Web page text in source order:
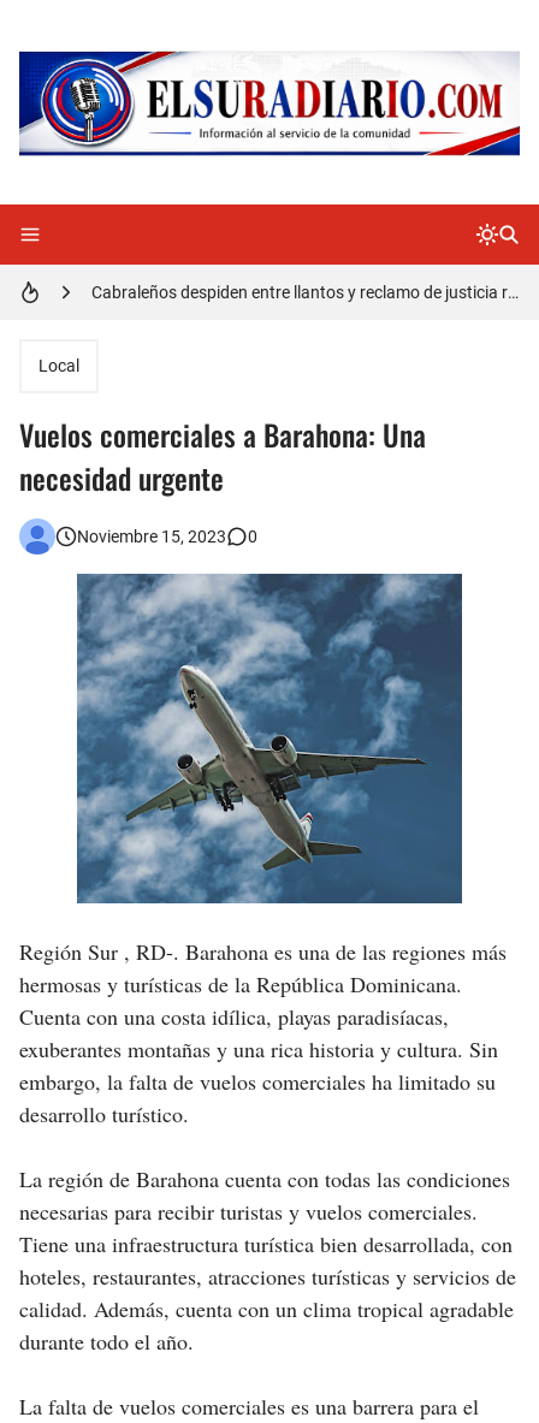
Detienen policía con presunta cocaína en Barahona
Cabraleños despiden entre llantos y reclamo de justicia restos mortales de Yasmel
Distrito Educativo 01-04 de Cabral Cancela a mas de 120 empleados; incluyendo una mujer Embarazada
Local
Vuelos comerciales a Barahona: Una
necesidad urgente
Noviembre 15, 2023 0
Región Sur , RD-. Barahona es una de las regiones más
hermosas y turísticas de la República Dominicana.
Cuenta con una costa idílica, playas paradisíacas,
exuberantes montañas y una rica historia y cultura. Sin
embargo, la falta de vuelos comerciales ha limitado su
desarrollo turístico.
La región de Barahona cuenta con todas las condiciones
necesarias para recibir turistas y vuelos comerciales.
Tiene una infraestructura turística bien desarrollada, con
hoteles, restaurantes, atracciones turísticas y servicios de
calidad. Además, cuenta con un clima tropical agradable
durante todo el año.
La falta de vuelos comerciales es una barrera para el